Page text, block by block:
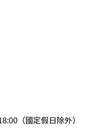
（國定假日除外）